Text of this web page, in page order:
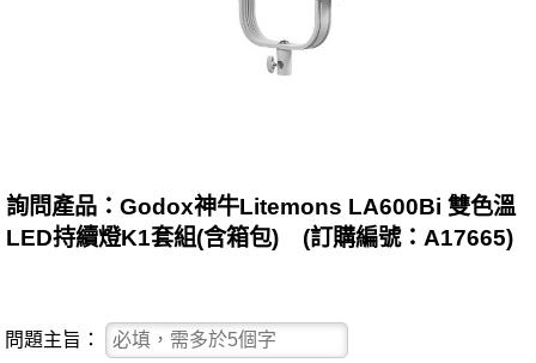
詢問產品：Godox神牛Litemons LA600Bi 雙色溫
LED持續燈K1套組(含箱包) (訂購編號：A17665)
問題主旨：